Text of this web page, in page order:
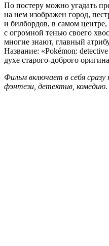
По постеру можно угадать
на нем изображен город,
и билбордов, в самом центре,
с огромной тенью своего
многие знают, главный
Название: «Pokémon:
духе старого-доброго
Фильм включает в себя
фэнтези, детектив, комедию.